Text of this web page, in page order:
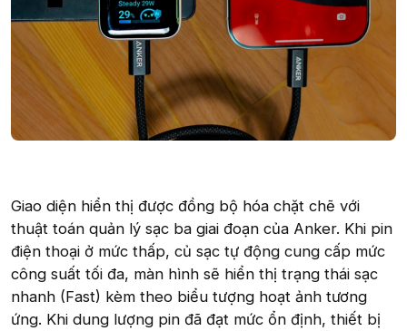
Giao diện hiển thị được đồng bộ hóa chặt chẽ với
thuật toán quản lý sạc ba giai đoạn của Anker. Khi pin
điện thoại ở mức thấp, củ sạc tự động cung cấp mức
công suất tối đa, màn hình sẽ hiển thị trạng thái sạc
nhanh (Fast) kèm theo biểu tượng hoạt ảnh tương
ứng. Khi dung lượng pin đã đạt mức ổn định, thiết bị